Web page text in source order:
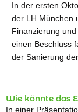
In der ersten
der LH München
Finanzierung
einen Beschluss
der Sanierung
Wie könnte das
In einer